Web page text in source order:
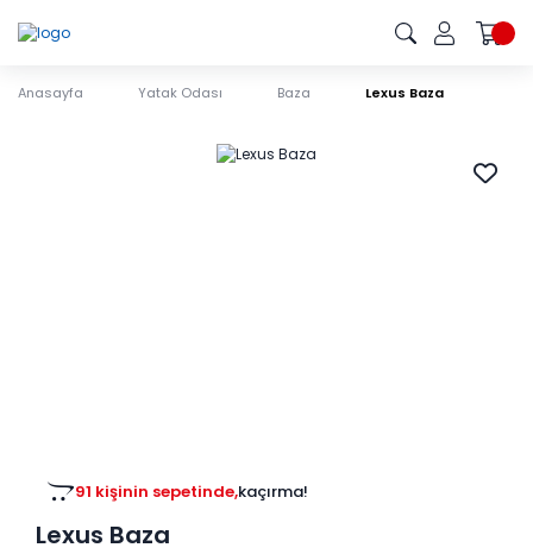
Anasayfa Yatak Odası Baza Lexus Baza
91 kişinin sepetinde,kaçırma!
Lexus Baza